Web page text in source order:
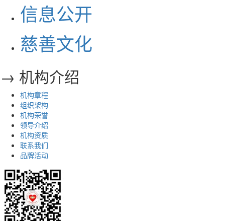
信息公开
慈善文化
→ 机构介绍
机构章程
组织架构
机构荣誉
领导介绍
机构资质
联系我们
品牌活动